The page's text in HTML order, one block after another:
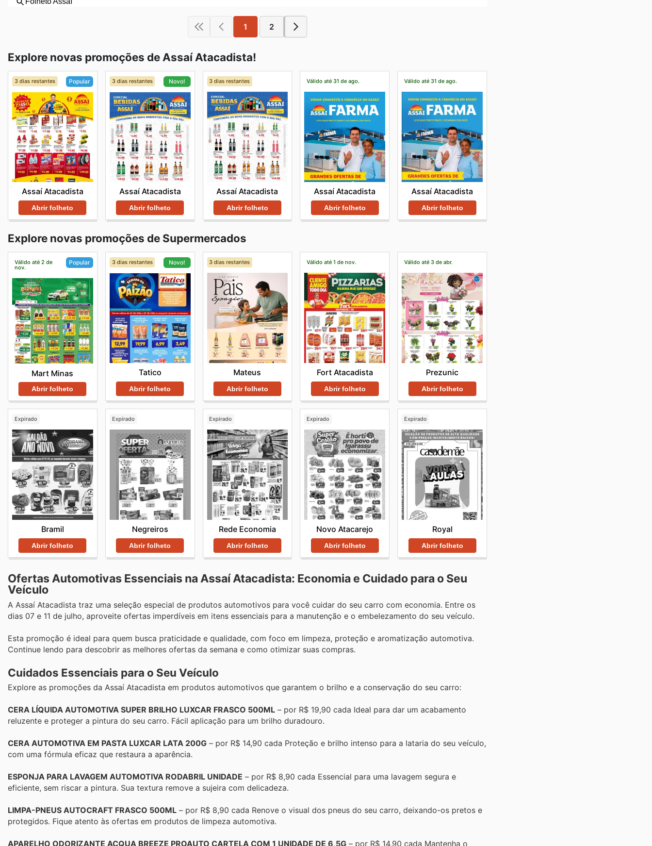
1 2
Explore novas promoções de Assaí Atacadista!
3 dias restantes Popular
Assaí Atacadista
Abrir folheto
3 dias restantes Novo!
Assaí Atacadista
Abrir folheto
3 dias restantes
Assaí Atacadista
Abrir folheto
Válido até 31 de ago.
Assaí Atacadista
Abrir folheto
Válido até 31 de ago.
Assaí Atacadista
Abrir folheto
Explore novas promoções de Supermercados
Válido até 2 de
nov.
Popular
Mart Minas
Abrir folheto
3 dias restantes Novo!
Tatico
Abrir folheto
3 dias restantes
Mateus
Abrir folheto
Válido até 1 de nov.
Fort Atacadista
Abrir folheto
Válido até 3 de abr.
Prezunic
Abrir folheto
Expirado
Bramil
Abrir folheto
Expirado
Negreiros
Abrir folheto
Expirado
Rede Economia
Abrir folheto
Expirado
Novo Atacarejo
Abrir folheto
Expirado
Royal
Abrir folheto
Ofertas Automotivas Essenciais na Assaí Atacadista: Economia e Cuidado para o Seu
Veículo
A Assaí Atacadista traz uma seleção especial de produtos automotivos para você cuidar do seu carro com economia. Entre os
dias 07 e 11 de julho, aproveite ofertas imperdíveis em itens essenciais para a manutenção e o embelezamento do seu veículo.
Esta promoção é ideal para quem busca praticidade e qualidade, com foco em limpeza, proteção e aromatização automotiva.
Continue lendo para descobrir as melhores ofertas da semana e como otimizar suas compras.
Cuidados Essenciais para o Seu Veículo
Explore as promoções da Assaí Atacadista em produtos automotivos que garantem o brilho e a conservação do seu carro:
CERA LÍQUIDA AUTOMOTIVA SUPER BRILHO LUXCAR FRASCO 500ML – por R$ 19,90 cada Ideal para dar um acabamento
reluzente e proteger a pintura do seu carro. Fácil aplicação para um brilho duradouro.
CERA AUTOMOTIVA EM PASTA LUXCAR LATA 200G – por R$ 14,90 cada Proteção e brilho intenso para a lataria do seu veículo,
com uma fórmula eficaz que restaura a aparência.
ESPONJA PARA LAVAGEM AUTOMOTIVA RODABRIL UNIDADE – por R$ 8,90 cada Essencial para uma lavagem segura e
eficiente, sem riscar a pintura. Sua textura remove a sujeira com delicadeza.
LIMPA-PNEUS AUTOCRAFT FRASCO 500ML – por R$ 8,90 cada Renove o visual dos pneus do seu carro, deixando-os pretos e
protegidos. Fique atento às ofertas em produtos de limpeza automotiva.
APARELHO ODORIZANTE ACQUA BREEZE PROAUTO CARTELA COM 1 UNIDADE DE 6,5G – por R$ 14,90 cada Mantenha o